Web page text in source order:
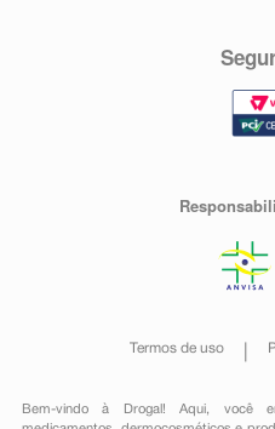
Termos de uso
Bem-vindo à Drogal! Aqui, você